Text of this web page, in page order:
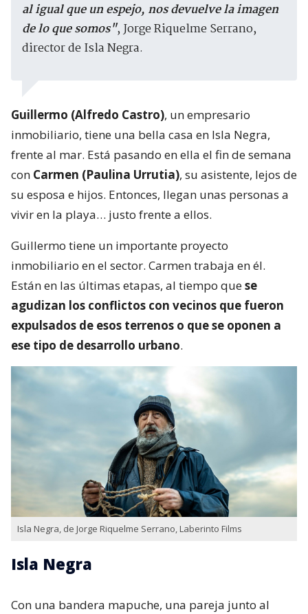
al igual que un espejo, nos devuelve la imagen
de lo que somos", Jorge Riquelme Serrano,
director de Isla Negra.
Guillermo (Alfredo Castro), un empresario
inmobiliario, tiene una bella casa en Isla Negra,
frente al mar. Está pasando en ella el fin de semana
con Carmen (Paulina Urrutia), su asistente, lejos de
su esposa e hijos. Entonces, llegan unas personas a
vivir en la playa… justo frente a ellos.
Guillermo tiene un importante proyecto
inmobiliario en el sector. Carmen trabaja en él.
Están en las últimas etapas, al tiempo quese
agudizan los conflictos con vecinos que fueron
expulsados de esos terrenos o que se oponen a
ese tipo de desarrollo urbano.
Isla Negra, de Jorge Riquelme Serrano, Laberinto Films
Isla Negra
Con una bandera mapuche, una pareja junto al